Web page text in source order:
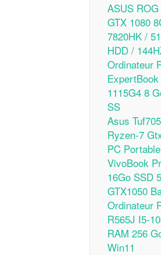
ASUS
GTX 1080
7820HK /
HDD /
Ordinateur
1115G4 8
SS
Asus
Ryzen-7
PC
VivoBook
16Go SSD
GTX1050
Ordinateur
R565J I5-
RAM 256
Win11